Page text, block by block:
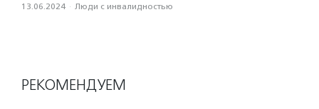
13.06.2024 · Люди с инвалидностью
РЕКОМЕНДУЕМ